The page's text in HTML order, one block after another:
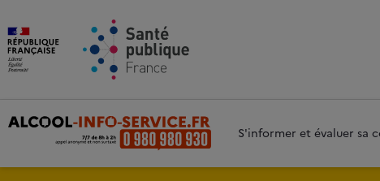
S'informer et évaluer sa